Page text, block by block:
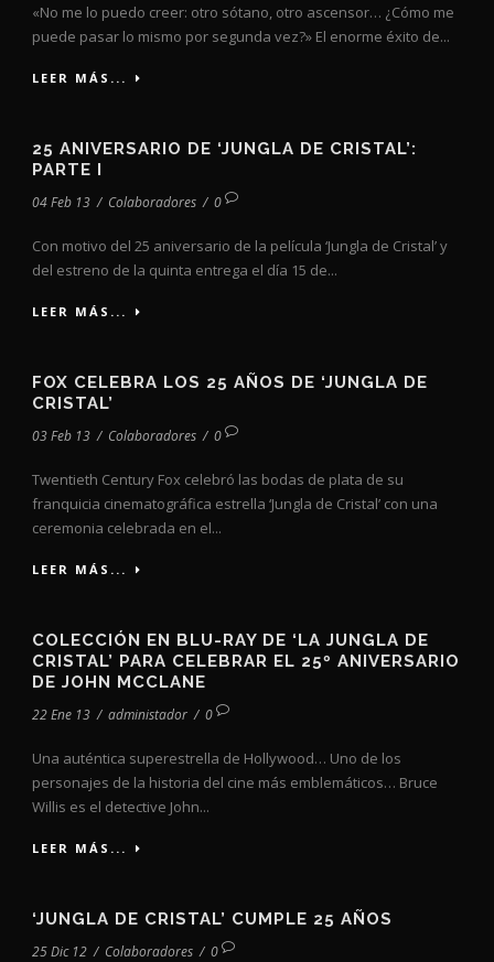
«No me lo puedo creer: otro sótano, otro ascensor… ¿Cómo me
puede pasar lo mismo por segunda vez?» El enorme éxito de...
LEER MÁS...
25 ANIVERSARIO DE ‘JUNGLA DE CRISTAL’:
PARTE I
04 Feb 13 / Colaboradores / 0
Con motivo del 25 aniversario de la película ‘Jungla de Cristal’ y
del estreno de la quinta entrega el día 15 de...
LEER MÁS...
FOX CELEBRA LOS 25 AÑOS DE ‘JUNGLA DE
CRISTAL’
03 Feb 13 / Colaboradores / 0
Twentieth Century Fox celebró las bodas de plata de su
franquicia cinematográfica estrella ‘Jungla de Cristal’ con una
ceremonia celebrada en el...
LEER MÁS...
COLECCIÓN EN BLU-RAY DE ‘LA JUNGLA DE
CRISTAL’ PARA CELEBRAR EL 25º ANIVERSARIO
DE JOHN MCCLANE
22 Ene 13 / administador / 0
Una auténtica superestrella de Hollywood… Uno de los
personajes de la historia del cine más emblemáticos… Bruce
Willis es el detective John...
LEER MÁS...
‘JUNGLA DE CRISTAL’ CUMPLE 25 AÑOS
25 Dic 12 / Colaboradores / 0